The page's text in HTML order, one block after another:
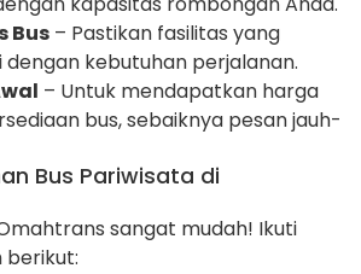
Bus – Pastikan fasilitas yang
dengan kebutuhan perjalanan.
– Untuk mendapatkan harga
bus, sebaiknya pesan jauh-
Bus Pariwisata di
sangat mudah! Ikuti